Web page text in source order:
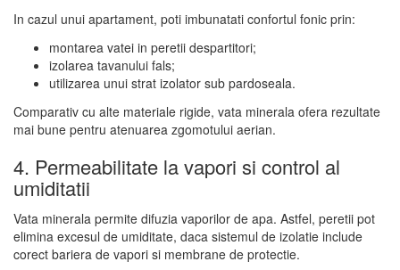
In cazul unui apartament, poti imbunatati confortul fonic prin:
montarea vatei in peretii despartitori;
izolarea tavanului fals;
utilizarea unui strat izolator sub pardoseala.
Comparativ cu alte materiale rigide, vata minerala ofera rezultate
mai bune pentru atenuarea zgomotului aerian.
4. Permeabilitate la vapori si control al
umiditatii
Vata minerala permite difuzia vaporilor de apa. Astfel, peretii pot
elimina excesul de umiditate, daca sistemul de izolatie include
corect bariera de vapori si membrane de protectie.